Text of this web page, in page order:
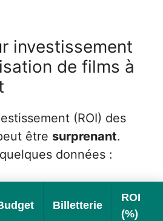
investissement
de films à
(ROI) des
être surprenant.
données :
Billetterie
ROI
(%)